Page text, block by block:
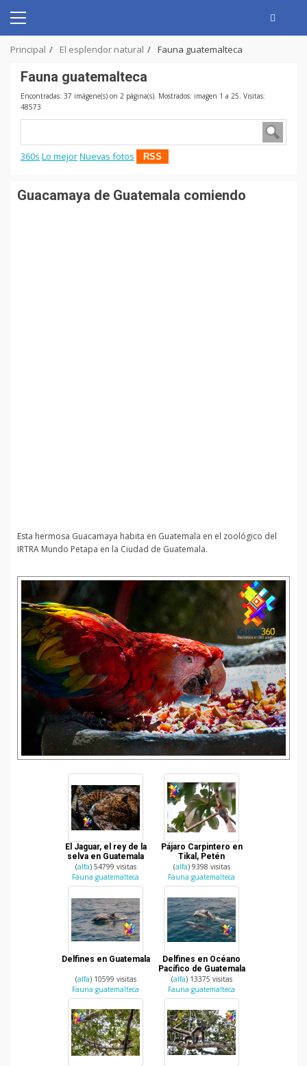
content
Primary
Principal El esplendor natural Fauna guatemalteca
Fauna guatemalteca
Encontradas: 37 imágene(s) on 2 página(s). Mostrados: imagen 1 a 25. Visitas:
48573
360s Lo mejorNuevas fotos RSS
Guacamaya de Guatemala comiendo
Esta hermosa Guacamaya habita en Guatemala en el zoológico del
IRTRA Mundo Petapa en la Ciudad de Guatemala.
El Jaguar, el rey de la
selva en Guatemala
(alfa) 54799 visitas
Fauna guatemalteca
Pájaro Carpintero en
Tikal, Petén
(alfa) 9398 visitas
Fauna guatemalteca
Delfines en Guatemala
(alfa) 10599 visitas
Fauna guatemalteca
Delfines en Océano
Pacífico de Guatemala
(alfa) 13375 visitas
Fauna guatemalteca